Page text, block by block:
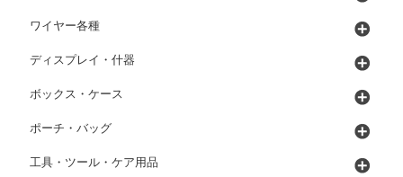
ワイヤー各種
ディスプレイ・什器
ボックス・ケース
ポーチ・バッグ
工具・ツール・ケア用品